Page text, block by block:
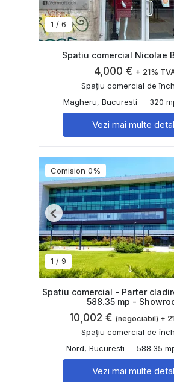
1 / 6
Spatiu comercial Nicolae
4,000 € + 21%
Spațiu comercial de
Magheru, Bucuresti
320
Vezi mai multe
Comision 0%
1 / 9
Previous
Spatiu comercial - Parter
588.35 mp -
10,002 € (negociabil) +
Spațiu comercial de
Nord, Bucuresti
588.35
Vezi mai multe